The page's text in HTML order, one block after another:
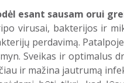
esant sausam orui
virusai, bakterijos ir
perdavimą.
Sveikas ir optimalus
ir mažina jautrumą